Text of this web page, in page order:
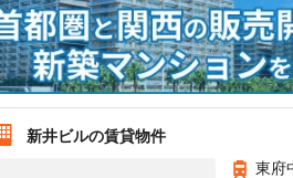
新井ビルの賃貸物件
東府